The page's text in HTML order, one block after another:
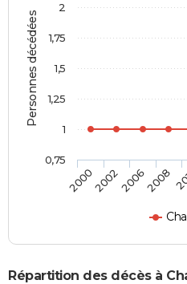
Personnes décédées
2000200220062008
0,75
1
1,25
1,5
1,75
2
Répartition des décès à